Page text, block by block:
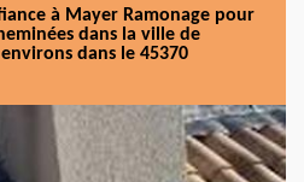
à Mayer Ramonage pour
dans la ville de
dans le 45370